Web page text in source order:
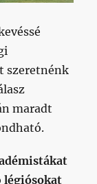
szeretnénk
maradt
légiósokat